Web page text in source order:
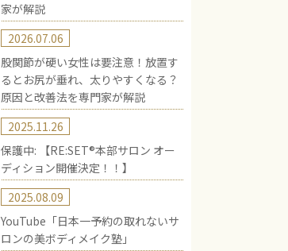
家が解説
股関節が硬い女性は要注意！放置す
るとお尻が垂れ、太りやすくなる？
原因と改善法を専門家が解説
2026.07.06
保護中: 【RE:SET®︎本部サロン オー
ディション開催決定！！】
2025.11.26
YouTube「日本一予約の取れないサ
ロンの美ボディメイク塾」
2025.08.09